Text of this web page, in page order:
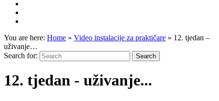
You are here: Home » Video instalacije za praktičare » 12. tjedan –
uživanje…
Search for:
12. tjedan - uživanje...